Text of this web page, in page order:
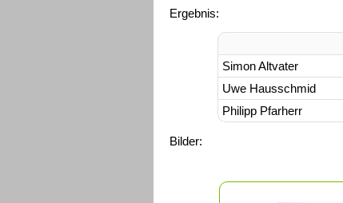
Ergebnis:
Simon Altvater
Uwe Hausschmid
Philipp Pfarherr
Bilder: